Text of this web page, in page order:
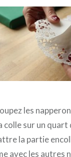
les
colle sur un
la partie
avec les autres